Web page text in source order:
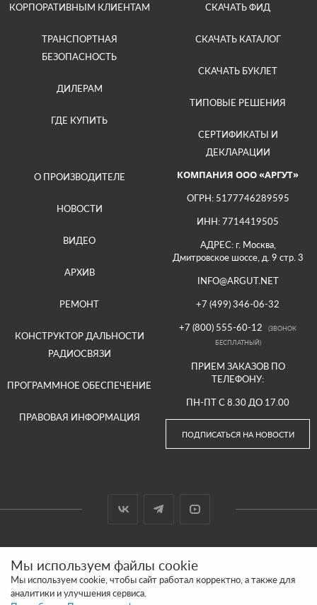
КОРПОРАТИВНЫМ КЛИЕНТАМ
ТРАНСПОРТНАЯ
БЕЗОПАСНОСТЬ
ДИЛЕРАМ
ГДЕ КУПИТЬ
СКАЧАТЬ ФИД
СКАЧАТЬ КАТАЛОГ
СКАЧАТЬ БУКЛЕТ
ТИПОВЫЕ РЕШЕНИЯ
СЕРТИФИКАТЫ И
ДЕКЛАРАЦИИ
О ПРОИЗВОДИТЕЛЕ
НОВОСТИ
ВИДЕО
АРХИВ
РЕМОНТ
КОНСТРУКТОР ДАЛЬНОСТИ
РАДИОСВЯЗИ
ПРОГРАММНОЕ ОБЕСПЕЧЕНИЕ
ПРАВОВАЯ ИНФОРМАЦИЯ
КОМПАНИЯ ООО «АРГУТ»
ОГРН: 5177746289595
ИНН: 7714419505
АДРЕС: г. Москва,
Дмитровское шоссе, д. 9 стр. 3
INFO@ARGUT.NET
+7 (499) 346-06-32
+7 (800) 555-60-12
(ЗВОНОК
БЕСПЛАТНЫЙ)
ПРИЕМ ЗАКАЗОВ ПО
ТЕЛЕФОНУ:
ПН-ПТ С 8.30 ДО 17.00
ПОДПИСАТЬСЯ НА НОВОСТИ
САЙТ СДЕЛАН И ПРОДВИГАЕТСЯ В SITE UP
Мы используем файлы cookie
Мы используем cookie, чтобы сайт работал корректно, а также для
аналитики и улучшения сервиса.